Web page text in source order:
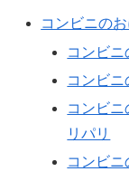
コンビニの
コンビ
コンビ
コンビ
リパリ
コンビ